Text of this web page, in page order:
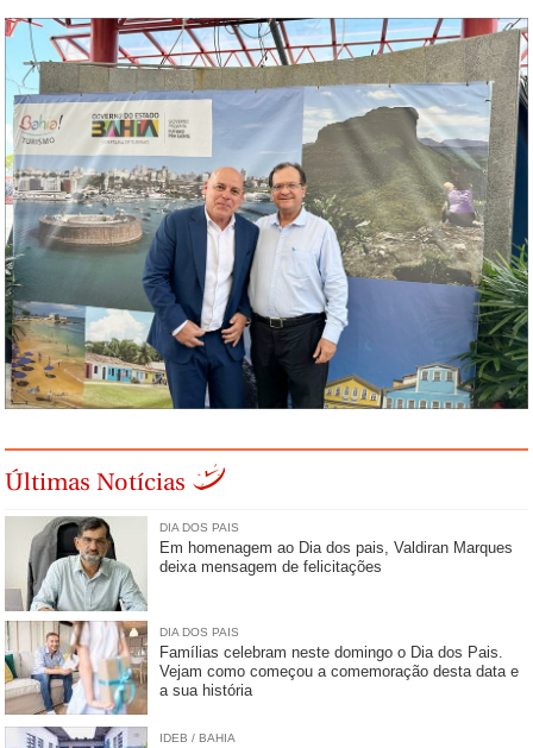
Últimas Notícias
DIA DOS PAIS
Em homenagem ao Dia dos pais, Valdiran Marques
deixa mensagem de felicitações
DIA DOS PAIS
Famílias celebram neste domingo o Dia dos Pais.
Vejam como começou a comemoração desta data e
a sua história
IDEB / BAHIA